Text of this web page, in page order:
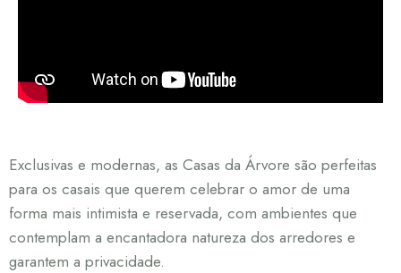
Exclusivas e modernas, as Casas da Árvore são perfeitas
para os casais que querem celebrar o amor de uma
forma mais intimista e reservada, com ambientes que
contemplam a encantadora natureza dos arredores e
garantem a privacidade.